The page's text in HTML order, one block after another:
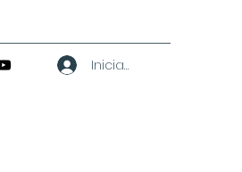
Iniciar sesión